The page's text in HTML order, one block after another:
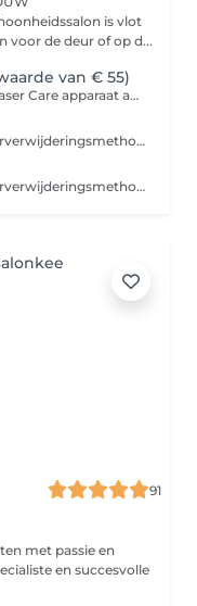
voor de deur of op d...
van € 55)
Tijdens een gratis analyse met het EF Laser Care apparaat analyseert je Care Skin Coach je huid- en haartype. Vervolgens voeren we een test uit op een kleine zone. Zo heb je al eens een eerste ervaring met de laserbehandeling.
Laserontharing is een permanente haarverwijderingsmethode die zich richt op het vernietigen van de haarzakjes. Zo kunnen er in het behandelde gebied geen haren meer groeien.
Laserontharing is een permanente haarverwijderingsmethode die zich richt op het vernietigen van de haarzakjes. Zo kunnen er in het behandelde gebied geen haren meer groeien.
91
met passie en